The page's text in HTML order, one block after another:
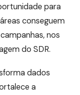
para
conseguem
nos
do SDR.
dados
a